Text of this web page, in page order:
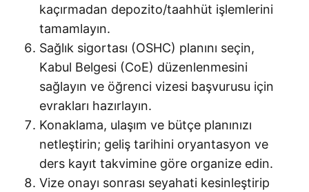
kaçırmadan depozito/taahhüt işlemlerini
tamamlayın.
Sağlık sigortası (OSHC) planını seçin,
Kabul Belgesi (CoE) düzenlenmesini
sağlayın ve öğrenci vizesi başvurusu için
evrakları hazırlayın.
Konaklama, ulaşım ve bütçe planınızı
netleştirin; geliş tarihini oryantasyon ve
ders kayıt takvimine göre organize edin.
Vize onayı sonrası seyahati kesinleştirip